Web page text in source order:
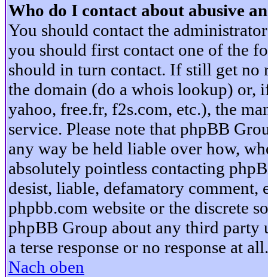
Who do I contact about abusive
You should contact the
you should first contact one of the
should in turn contact. If still get no
the domain (do a whois lookup) or,
yahoo, free.fr, f2s.com, etc.), the
service. Please note that phpBB
any way be held liable over how,
absolutely pointless contacting
desist, liable, defamatory
phpbb.com website or the discrete
phpBB Group about any third party
a terse response or no response at all.
Nach oben